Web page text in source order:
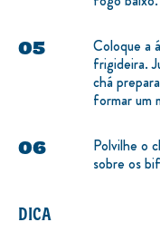
Coloque a
frigideira.
chá
formar um
Polvilhe o
sobre os
DICA